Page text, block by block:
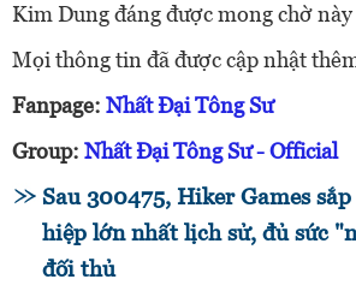
Kim Dung đáng được mong chờ này
Mọi thông tin đã được cập nhật
Fanpage: Nhất Đại Tông Sư
Group: Nhất Đại Tông Sư - Official
Sau 300475, Hiker Games
hiệp lớn nhất lịch sử, đủ sức
đối thủ